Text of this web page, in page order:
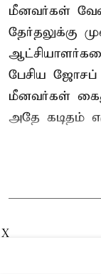
மீனவர்கள்
தேர்தலுக்கு
பேசிய ஜோசப்
மீனவர்கள்
அதே கடிதம்
X